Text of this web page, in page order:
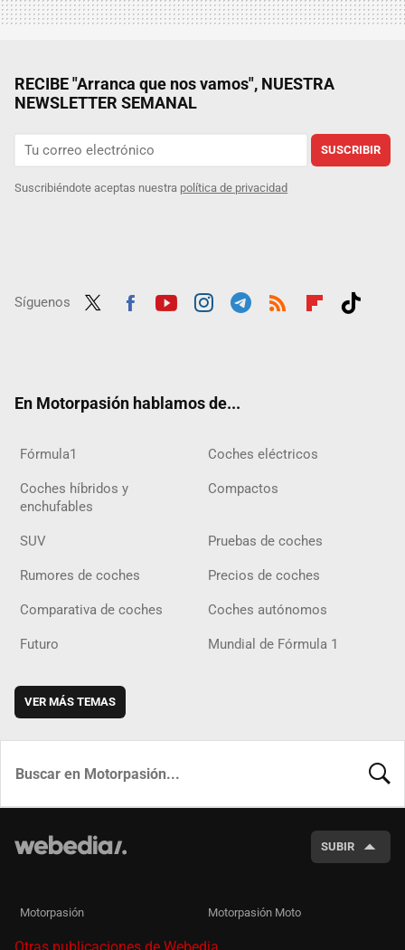
RECIBE "Arranca que nos vamos", NUESTRA
NEWSLETTER SEMANAL
SUSCRIBIR
Suscribiéndote aceptas nuestra política de privacidad
Síguenos
En Motorpasión hablamos de...
Fórmula1 Coches eléctricos
Coches híbridos y
enchufables
Compactos
SUV Pruebas de coches
Rumores de coches Precios de coches
Comparativa de coches Coches autónomos
Futuro Mundial de Fórmula 1
VER MÁS TEMAS
SUBIR
Motorpasión Motorpasión Moto